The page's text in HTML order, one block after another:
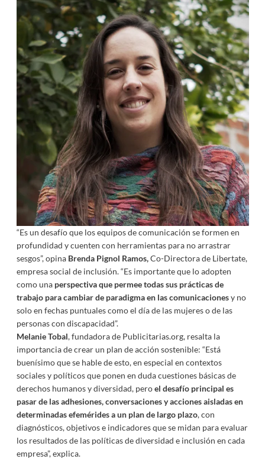
“Es un desafío que los equipos de comunicación se formen en
profundidad y cuenten con herramientas para no arrastrar
sesgos”, opina Brenda Pignol Ramos,Co-Directora de Libertate,
empresa social de inclusión. “Es importante que lo adopten
como una perspectiva que permee todas sus prácticas de
trabajo para cambiar de paradigma en las comunicacionesy no
solo en fechas puntuales como el día de las mujeres o de las
personas con discapacidad”.
Melanie Tobal, fundadora de Publicitarias.org, resalta la
importancia de crear un plan de acción sostenible: “Está
buenísimo que se hable de esto, en especial en contextos
sociales y políticos que ponen en duda cuestiones básicas de
derechos humanos y diversidad, peroel desafío principal es
pasar de las adhesiones, conversaciones y acciones aisladas en
determinadas efemérides a un plan de largo plazo, con
diagnósticos, objetivos e indicadores que se midan para evaluar
los resultados de las políticas de diversidad e inclusión en cada
empresa”, explica.